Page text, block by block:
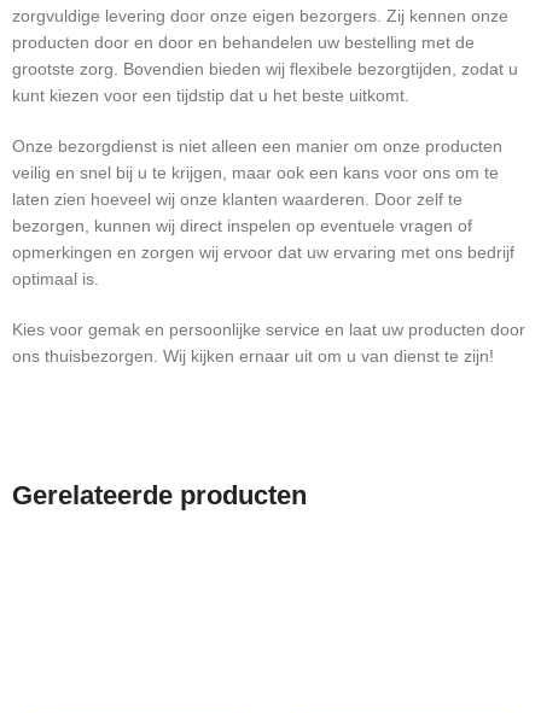
zorgvuldige levering door onze eigen bezorgers. Zij kennen onze
producten door en door en behandelen uw bestelling met de
grootste zorg. Bovendien bieden wij flexibele bezorgtijden, zodat u
kunt kiezen voor een tijdstip dat u het beste uitkomt.
Onze bezorgdienst is niet alleen een manier om onze producten
veilig en snel bij u te krijgen, maar ook een kans voor ons om te
laten zien hoeveel wij onze klanten waarderen. Door zelf te
bezorgen, kunnen wij direct inspelen op eventuele vragen of
opmerkingen en zorgen wij ervoor dat uw ervaring met ons bedrijf
optimaal is.
Kies voor gemak en persoonlijke service en laat uw producten door
ons thuisbezorgen. Wij kijken ernaar uit om u van dienst te zijn!
Gerelateerde producten